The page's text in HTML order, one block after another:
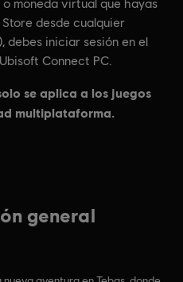
general